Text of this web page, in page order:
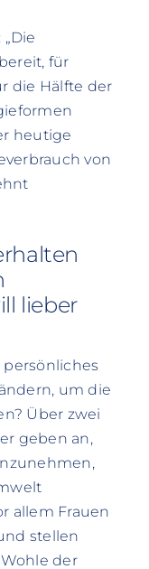
für
die Hälfte der
heutige
von
lieber
um die
Über zwei
geben an,
allem Frauen
stellen
der